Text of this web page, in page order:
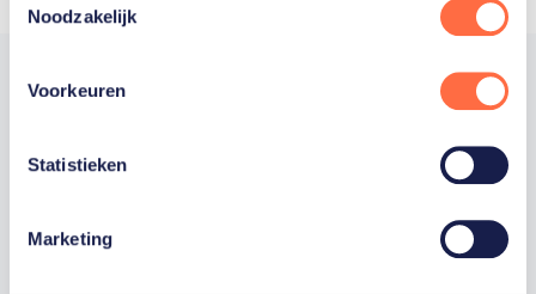
Noodzakelijk
Voorkeuren
Statistieken
Marketing
Trotse hoofdsponsor
Staatsloterij is trotse hoofdsponsor van